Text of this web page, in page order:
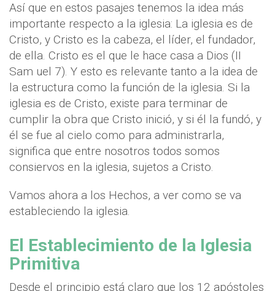
Así que en estos pasajes tenemos la idea más
importante respecto a la iglesia: La iglesia es de
Cristo, y Cristo es la cabeza, el líder, el fundador,
de ella. Cristo es el que le hace casa a Dios (II
Sam uel 7). Y esto es relevante tanto a la idea de
la estructura como la función de la iglesia. Si la
iglesia es de Cristo, existe para terminar de
cumplir la obra que Cristo inició, y si él la fundó, y
él se fue al cielo como para administrarla,
significa que entre nosotros todos somos
consiervos en la iglesia, sujetos a Cristo.
Vamos ahora a los Hechos, a ver como se va
estableciendo la iglesia.
El Establecimiento de la Iglesia
Primitiva
Desde el principio está claro que los 12 apóstoles